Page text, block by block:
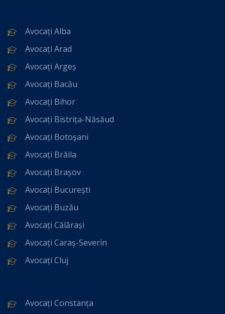
Avocați Alba
Avocați Arad
Avocați Argeș
Avocați Bacău
Avocați Bihor
Avocați Bistrița-Năsăud
Avocați Botoșani
Avocați Brăila
Avocați Brașov
Avocați București
Avocați Buzău
Avocați Călărași
Avocați Caraș-Severin
Avocați Cluj
Avocați Constanța